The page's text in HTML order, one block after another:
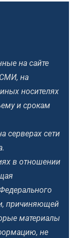
на сайте
на
носителях
и срокам
серверах сети
в отношении
причиняющей
материалы
не